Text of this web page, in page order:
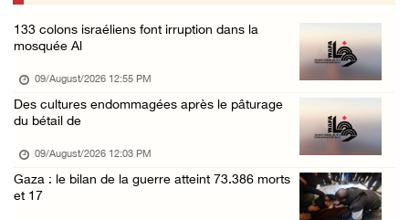
Des colons attaquent le village d'Abu Falah
Plusieurs cas d’asphyxie lors du raid des fo ...
08/August/2026 06:16 PM
Une session du Conseil de sécurité sur la Ci ...
08/August/2026 05:15 PM
133 colons israéliens font irruption dans la
mosquée Al
09/August/2026 12:55 PM
Des cultures endommagées après le pâturage
du bétail de
09/August/2026 12:03 PM
Gaza : le bilan de la guerre atteint 73.386 morts
et 17